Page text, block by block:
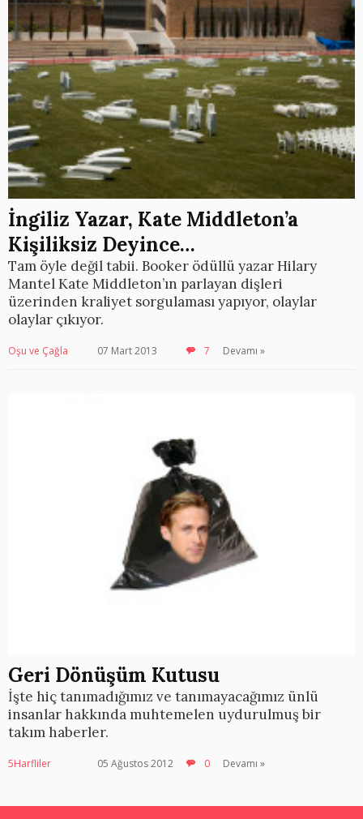
İngiliz Yazar, Kate Middleton’a
Kişiliksiz Deyince…
Tam öyle değil tabii. Booker ödüllü yazar Hilary
Mantel Kate Middleton’ın parlayan dişleri
üzerinden kraliyet sorgulaması yapıyor, olaylar
olaylar çıkıyor.
Oşu ve Çağla 07 Mart 2013 7 Devamı »
Geri Dönüşüm Kutusu
İşte hiç tanımadığımız ve tanımayacağımız ünlü
insanlar hakkında muhtemelen uydurulmuş bir
takım haberler.
5Harfliler 05 Ağustos 2012 0 Devamı »